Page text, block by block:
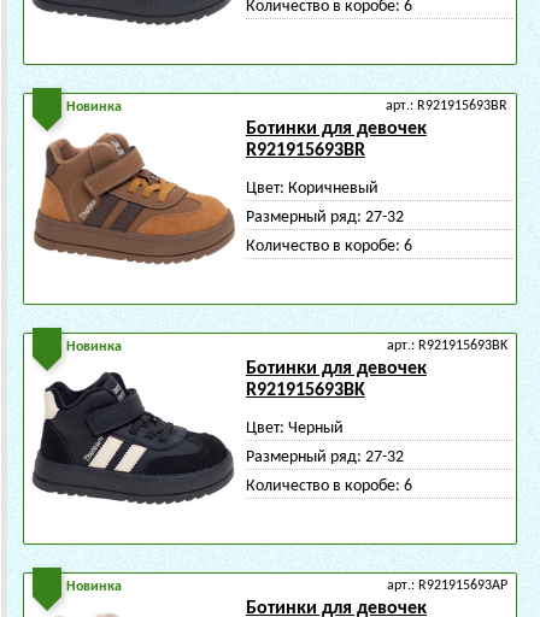
Количество в коробе: 6
Новинка арт.: R921915693BR
Ботинки для девочек
R921915693BR
Цвет: Коричневый
Размерный ряд: 27-32
Количество в коробе: 6
Новинка арт.: R921915693BK
Ботинки для девочек
R921915693BK
Цвет: Черный
Размерный ряд: 27-32
Количество в коробе: 6
Новинка арт.: R921915693AP
Ботинки для девочек